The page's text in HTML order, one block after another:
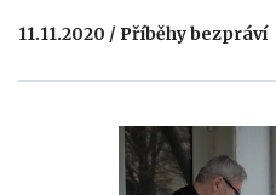
11.11.2020 / Příběhy bezpráví